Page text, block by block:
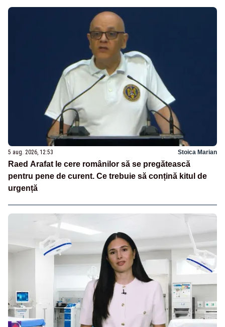
5 aug. 2026, 12:53 Stoica Marian
Raed Arafat le cere românilor să se pregătească
pentru pene de curent. Ce trebuie să conțină kitul de
urgență